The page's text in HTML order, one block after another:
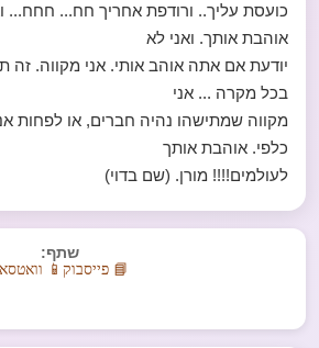
כועסת עליך.. ורודפת אחריך חח... חחח...
אוהבת אותך. ואני לא
יודעת אם אתה אוהב אותי. אני מקווה. זה
בכל מקרה ... אני
מקווה שמתישהו נהיה חברים, או לפחות
כלפי. אוהבת אותך
לעולמים!!!! מורן. (שם בדוי)
שתף:
📘 פייסבוק 📱